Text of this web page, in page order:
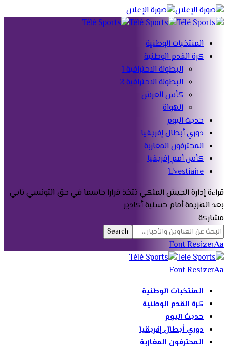
المنتخبات الوطنية
كرة القدم الوطنية
البطولة الاحترافية 1
البطولة الاحترافية 2
كأس العرش
الهواة
حديث اليوم
دوري أبطال إفريقيا
المحترفون المغاربة
كأس أمم إفريقيا
L’vestiaire
قراءةإدارة الجيش الملكي تتخذ قرارا حاسما في حق التونسي نابي
بعد الهزيمة أمام حسنية أكادير
مشاركة
Font ResizerAa
Font ResizerAa
المنتخبات الوطنية
كرة القدم الوطنية
حديث اليوم
دوري أبطال إفريقيا
المحترفون المغاربة